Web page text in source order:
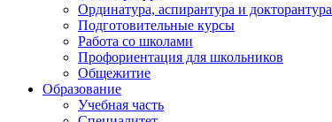
Ординатура, аспирантура и докторантура
Подготовительные курсы
Работа со школами
Профориентация для школьников
Общежитие
Образование
Учебная часть